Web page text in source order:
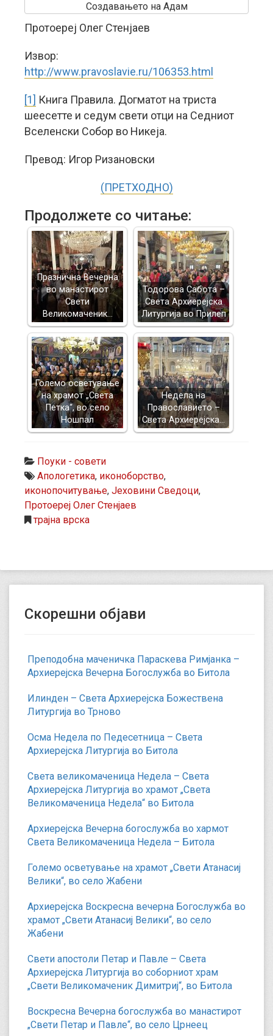
Создавањето на Адам
Протоереј Олег Стенјаев
Извор:
http://www.pravoslavie.ru/106353.html
[1] Книга Правила. Догматот на триста
шеесетте и седум свети отци на Седниот
Вселенски Собор во Никеја.
Превод: Игор Ризановски
(ПРЕТХОДНО)
Продолжете со читање:
Празнична Вечерна
во манастирот
Свети
Великомаченик…
Тодорова Сабота –
Света Архиерејска
Литургија во Прилеп
Големо осветување
на храмот „Света
Петка“, во село
Ношпал
Недела на
Православието –
Света Архиерејска…
Поуки - совети
Апологетика, иконоборство,
иконопочитување, Јеховини Сведоци,
Протоереј Олег Стенјаев
трајна врска
Скорешни објави
Преподобна маченичка Параскева Римјанка –
Архиерејска Вечерна Богослужба во Битола
Илинден – Света Архиерејска Божествена
Литургија во Трново
Осма Недела по Педесетница – Света
Архиерејска Литургија во Битола
Света великомаченица Недела – Света
Архиерејска Литургија во храмот „Света
Великомаченица Недела“ во Битола
Архиерејска Вечерна богослужба во хармот
Света Великомаченица Недела – Битола
Големо осветување на храмот „Свети Атанасиј
Велики“, во село Жабени
Архиерејска Воскресна вечерна Богослужба во
храмот „Свети Атанасиј Велики“, во село
Жабени
Свети апостоли Петар и Павле – Света
Архиерејска Литургија во соборниот храм
„Свети Великомаченик Димитриј“, во Битола
Воскресна Вечерна богослужба во манастирот
„Свети Петар и Павле“, во село Црнеец